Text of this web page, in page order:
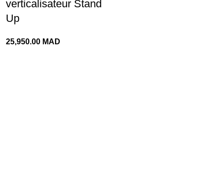
verticalisateur Stand
Up
25,950.00 MAD